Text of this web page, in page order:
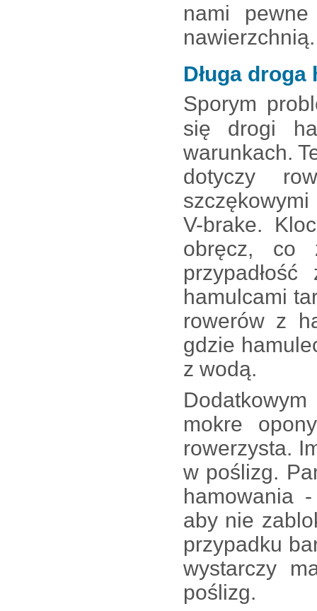
nami
nawierzchnią.
Długa
Sporym
się drogi
warunkach.
dotyczy
V-brake.
obręcz, co
hamulcami
rowerów z
gdzie
z wodą.
mokre
rowerzysta.
w poślizg.
hamowania
aby nie
przypadku
wystarczy
poślizg.